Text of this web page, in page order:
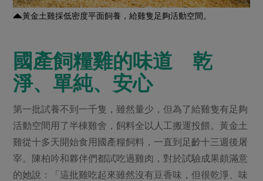
黃金土雞採低密度平面飼養，給雞隻足夠活動空間。
國產飼糧雞的味道 乾
淨、單純、安心
第一批試養不到一千隻，雖然量少，但為了給雞隻有足夠
活動空間用了半棟雞舍，飼料全以人工搬運投餵。黃金土
雞從十多天開始食用國產糧飼料，一直到足齡十三週後屠
宰。陳柏吟和夥伴們都試吃過雞肉，對於試驗成果頗滿意
的她說：「這批雞吃起來雖然沒有豆香味，但很乾淨、味